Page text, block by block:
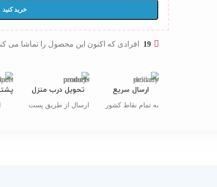
خرید کنید
19 افرادی که اکنون این محصول را تماشا می
ارسال سریع
به تمام نقاط کشور
تحویل درب منزل
ارسال از طریق پست